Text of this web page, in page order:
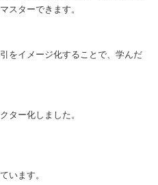
スターできます。
をイメージ化することで、学んだ
ター化しました。
います。